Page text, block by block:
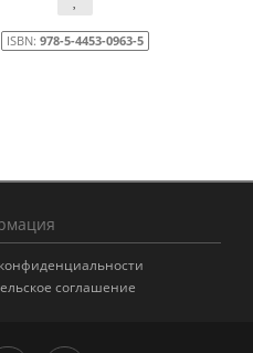
ISBN:978-5-4453-0963-5
соглашение